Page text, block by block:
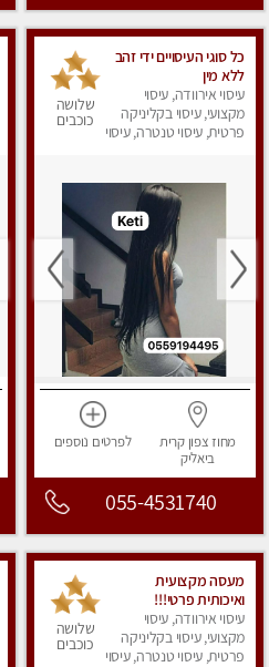
כל סוגי העיסויים ידי זהב
ללא מין
עיסוי אירוודה, עיסוי
מקצועי, עיסוי בקליניקה
פרטית, עיסוי טנטרה, עיסוי
שלושה
כוכבים
מחוז צפוןקרית
ביאליק
לפרטים נוספים
055-4531740
מעסה מקצועית
ואיכותית פרטי!!!
עיסוי אירוודה, עיסוי
מקצועי, עיסוי בקליניקה
פרטית, עיסוי טנטרה, עיסוי
שלושה
כוכבים